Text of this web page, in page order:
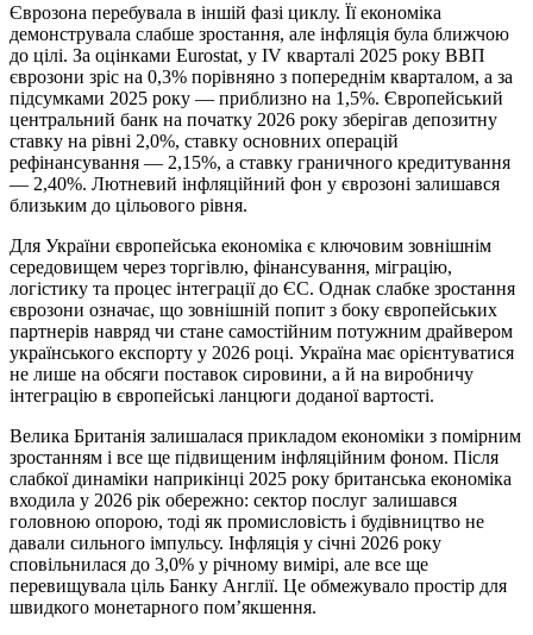
Єврозона перебувала в іншій фазі циклу. Її економіка
демонструвала слабше зростання, але інфляція була ближчою
до цілі. За оцінками Eurostat, у IV кварталі 2025 року ВВП
єврозони зріс на 0,3% порівняно з попереднім кварталом, а за
підсумками 2025 року — приблизно на 1,5%. Європейський
центральний банк на початку 2026 року зберігав депозитну
ставку на рівні 2,0%, ставку основних операцій
рефінансування — 2,15%, а ставку граничного кредитування
— 2,40%. Лютневий інфляційний фон у єврозоні залишався
близьким до цільового рівня.
Для України європейська економіка є ключовим зовнішнім
середовищем через торгівлю, фінансування, міграцію,
логістику та процес інтеграції до ЄС. Однак слабке зростання
єврозони означає, що зовнішній попит з боку європейських
партнерів навряд чи стане самостійним потужним драйвером
українського експорту у 2026 році. Україна має орієнтуватися
не лише на обсяги поставок сировини, а й на виробничу
інтеграцію в європейські ланцюги доданої вартості.
Велика Британія залишалася прикладом економіки з помірним
зростанням і все ще підвищеним інфляційним фоном. Після
слабкої динаміки наприкінці 2025 року британська економіка
входила у 2026 рік обережно: сектор послуг залишався
головною опорою, тоді як промисловість і будівництво не
давали сильного імпульсу. Інфляція у січні 2026 року
сповільнилася до 3,0% у річному вимірі, але все ще
перевищувала ціль Банку Англії. Це обмежувало простір для
швидкого монетарного пом’якшення.